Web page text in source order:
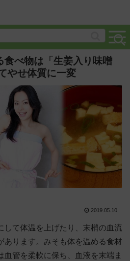
食べ物は「生姜入り味噌
やせ体質に一変
2019.05.10
して体温を上げたり、末梢の血流
あります。みそも体を温める食材
血管を柔軟に保ち、血液を末端ま